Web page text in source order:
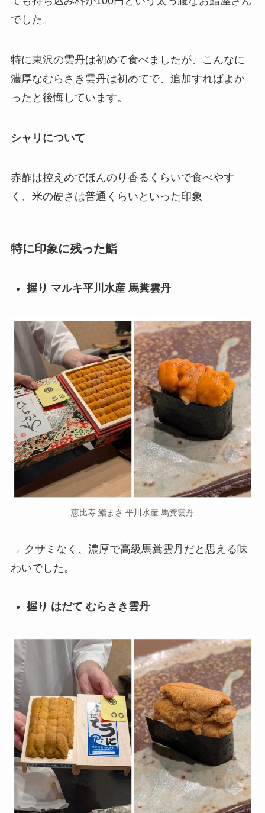
でした。
特に東沢の雲丹は初めて食べましたが、こんなに
濃厚なむらさき雲丹は初めてで、追加すればよか
ったと後悔しています。
シャリについて
赤酢は控えめでほんのり香るくらいで食べやす
く、米の硬さは普通くらいといった印象
特に印象に残った鮨
握り マルキ平川水産 馬糞雲丹
恵比寿 鮨まさ 平川水産 馬糞雲丹
→ クサミなく、濃厚で高級馬糞雲丹だと思える味
わいでした。
握り はだて むらさき雲丹